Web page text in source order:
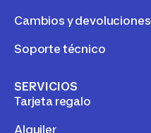
Cambios y devoluciones
Soporte técnico
SERVICIOS
Tarjeta regalo
Alquiler